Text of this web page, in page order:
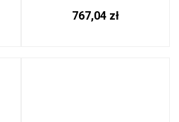
767,04 zł